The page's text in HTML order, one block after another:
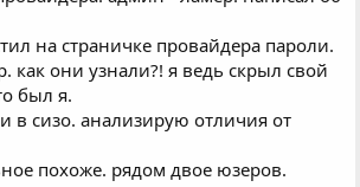
на страничке провайдера пароли.
как они узнали?! я ведь скрыл свой
был я.
в сизо. анализирую отличия от
похоже. рядом двое юзеров.